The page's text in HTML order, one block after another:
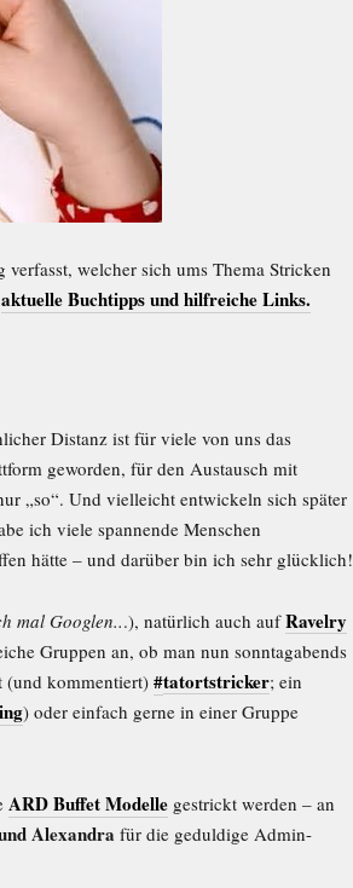
welcher sich ums Thema Stricken
aktuelle Buchtipps und hilfreiche Links.
Distanz ist für viele von uns das
geworden, für den Austausch mit
„so“. Und vielleicht entwickeln sich später
ich viele spannende Menschen
hätte – und darüber bin ich sehr glücklich!
mal Googlen...), natürlich auch aufRavelry
Gruppen an, ob man nun sonntagabends
(und kommentiert) #tatortstricker; ein
) oder einfach gerne in einer Gruppe
ARD Buffet Modelle gestrickt werden – an
Alexandra für die geduldige Admin-